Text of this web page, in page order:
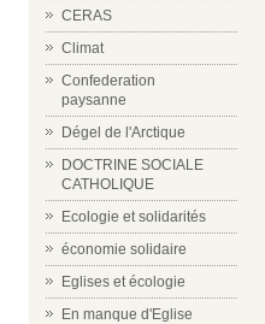
CERAS
Climat
Confederation
paysanne
Dégel de l'Arctique
DOCTRINE SOCIALE
CATHOLIQUE
Ecologie et solidarités
économie solidaire
Eglises et écologie
En manque d'Eglise